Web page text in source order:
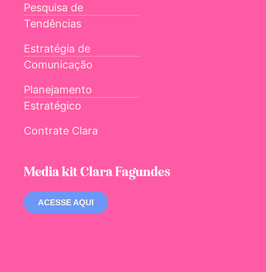
Pesquisa de
Tendências
Estratégia de
Comunicação
Planejamento
Estratégico
Contrate Clara
Media kit Clara Fagundes
ACESSE AQUI